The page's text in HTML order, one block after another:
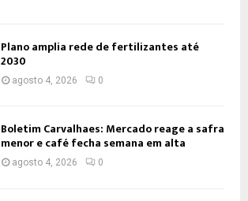
Plano amplia rede de fertilizantes até
2030
agosto 4, 2026 0
Boletim Carvalhaes: Mercado reage a safra
menor e café fecha semana em alta
agosto 4, 2026 0